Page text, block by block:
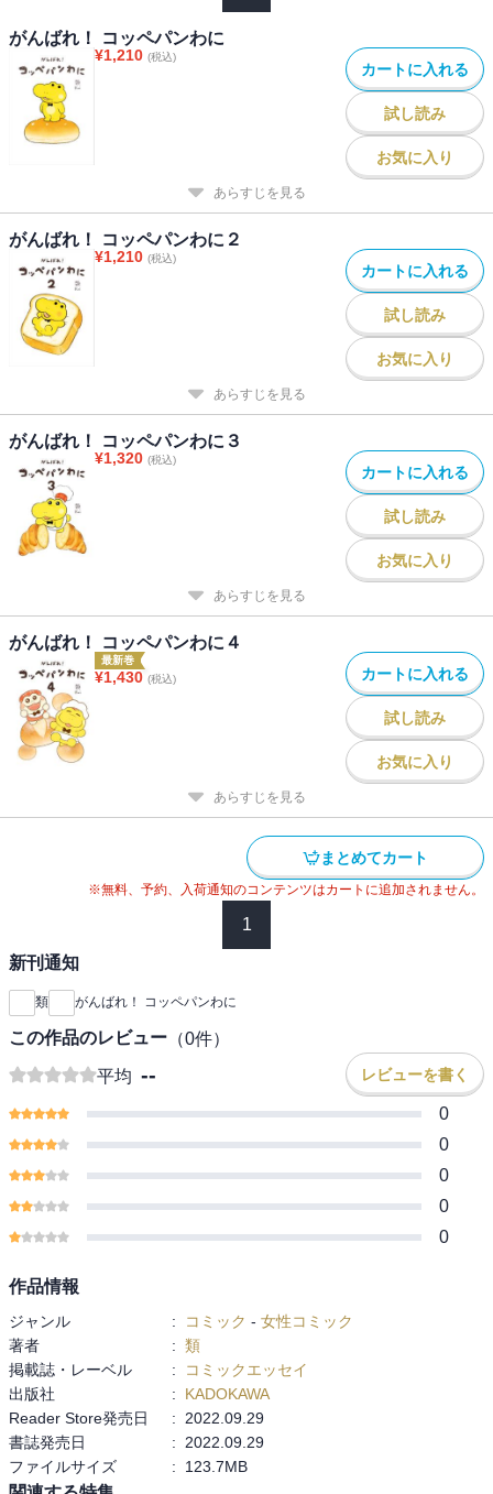
がんばれ！ コッペパンわに
¥1,210 (税込)
カートに入れる
試し読み
お気に入り
あらすじを見る
がんばれ！ コッペパンわに２
¥1,210 (税込)
カートに入れる
試し読み
お気に入り
あらすじを見る
がんばれ！ コッペパンわに３
¥1,320 (税込)
カートに入れる
試し読み
お気に入り
あらすじを見る
がんばれ！ コッペパンわに４
最新巻
¥1,430 (税込) カートに入れる
試し読み
お気に入り
あらすじを見る
まとめてカート
※無料、予約、入荷通知のコンテンツはカートに追加されません。
1
新刊通知
類 がんばれ！ コッペパンわに
この作品のレビュー （0件）
平均 -- レビューを書く
0
0
0
0
0
作品情報
ジャンル : コミック - 女性コミック
著者
: 類
掲載誌・レーベル
:
コミックエッセイ
出版社
:
KADOKAWA
Reader Store発売日
:
2022.09.29
書誌発売日
:
2022.09.29
ファイルサイズ
: 123.7MB